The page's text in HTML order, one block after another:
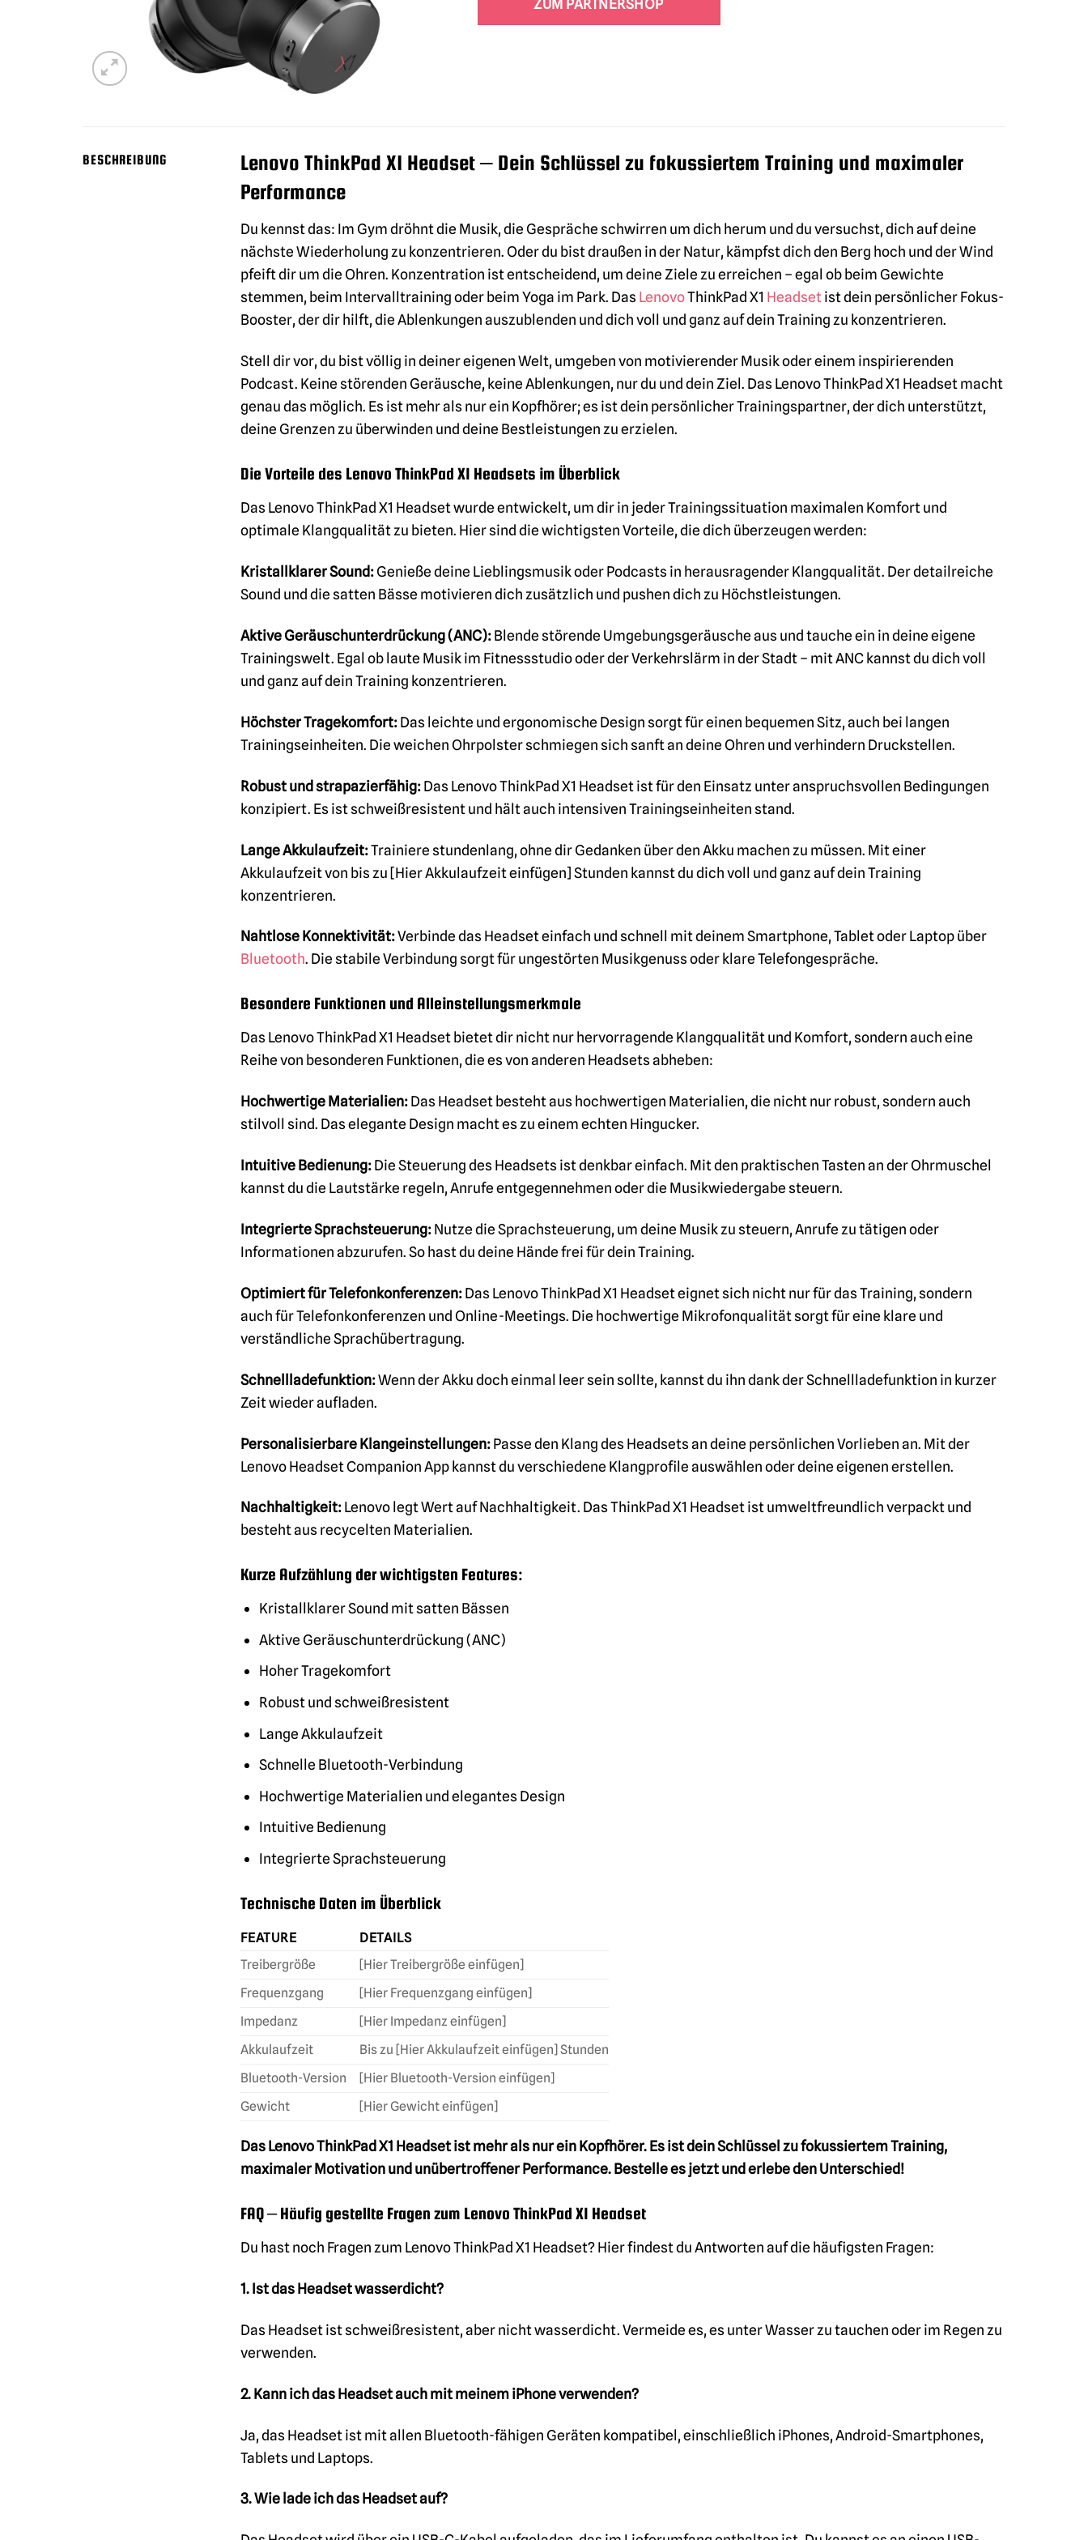
ZUM PARTNERSHOP
BESCHREIBUNG
Lenovo ThinkPad X1 Headset – Dein Schlüssel zu fokussiertem Training und maximaler
Performance
Du kennst das: Im Gym dröhnt die Musik, die Gespräche schwirren um dich herum und du versuchst, dich auf deine
nächste Wiederholung zu konzentrieren. Oder du bist draußen in der Natur, kämpfst dich den Berg hoch und der Wind
pfeift dir um die Ohren. Konzentration ist entscheidend, um deine Ziele zu erreichen – egal ob beim Gewichte
stemmen, beim Intervalltraining oder beim Yoga im Park. Das LenovoThinkPad X1 Headsetist dein persönlicher Fokus-
Booster, der dir hilft, die Ablenkungen auszublenden und dich voll und ganz auf dein Training zu konzentrieren.
Stell dir vor, du bist völlig in deiner eigenen Welt, umgeben von motivierender Musik oder einem inspirierenden
Podcast. Keine störenden Geräusche, keine Ablenkungen, nur du und dein Ziel. Das Lenovo ThinkPad X1 Headset macht
genau das möglich. Es ist mehr als nur ein Kopfhörer; es ist dein persönlicher Trainingspartner, der dich unterstützt,
deine Grenzen zu überwinden und deine Bestleistungen zu erzielen.
Die Vorteile des Lenovo ThinkPad X1 Headsets im Überblick
Das Lenovo ThinkPad X1 Headset wurde entwickelt, um dir in jeder Trainingssituation maximalen Komfort und
optimale Klangqualität zu bieten. Hier sind die wichtigsten Vorteile, die dich überzeugen werden:
Kristallklarer Sound:Genieße deine Lieblingsmusik oder Podcasts in herausragender Klangqualität. Der detailreiche
Sound und die satten Bässe motivieren dich zusätzlich und pushen dich zu Höchstleistungen.
Aktive Geräuschunterdrückung (ANC):Blende störende Umgebungsgeräusche aus und tauche ein in deine eigene
Trainingswelt. Egal ob laute Musik im Fitnessstudio oder der Verkehrslärm in der Stadt – mit ANC kannst du dich voll
und ganz auf dein Training konzentrieren.
Höchster Tragekomfort:Das leichte und ergonomische Design sorgt für einen bequemen Sitz, auch bei langen
Trainingseinheiten. Die weichen Ohrpolster schmiegen sich sanft an deine Ohren und verhindern Druckstellen.
Robust und strapazierfähig:Das Lenovo ThinkPad X1 Headset ist für den Einsatz unter anspruchsvollen Bedingungen
konzipiert. Es ist schweißresistent und hält auch intensiven Trainingseinheiten stand.
Lange Akkulaufzeit:Trainiere stundenlang, ohne dir Gedanken über den Akku machen zu müssen. Mit einer
Akkulaufzeit von bis zu [Hier Akkulaufzeit einfügen] Stunden kannst du dich voll und ganz auf dein Training
konzentrieren.
Nahtlose Konnektivität:Verbinde das Headset einfach und schnell mit deinem Smartphone, Tablet oder Laptop über
Bluetooth. Die stabile Verbindung sorgt für ungestörten Musikgenuss oder klare Telefongespräche.
Besondere Funktionen und Alleinstellungsmerkmale
Das Lenovo ThinkPad X1 Headset bietet dir nicht nur hervorragende Klangqualität und Komfort, sondern auch eine
Reihe von besonderen Funktionen, die es von anderen Headsets abheben:
Hochwertige Materialien:Das Headset besteht aus hochwertigen Materialien, die nicht nur robust, sondern auch
stilvoll sind. Das elegante Design macht es zu einem echten Hingucker.
Intuitive Bedienung:Die Steuerung des Headsets ist denkbar einfach. Mit den praktischen Tasten an der Ohrmuschel
kannst du die Lautstärke regeln, Anrufe entgegennehmen oder die Musikwiedergabe steuern.
Integrierte Sprachsteuerung:Nutze die Sprachsteuerung, um deine Musik zu steuern, Anrufe zu tätigen oder
Informationen abzurufen. So hast du deine Hände frei für dein Training.
Optimiert für Telefonkonferenzen:Das Lenovo ThinkPad X1 Headset eignet sich nicht nur für das Training, sondern
auch für Telefonkonferenzen und Online-Meetings. Die hochwertige Mikrofonqualität sorgt für eine klare und
verständliche Sprachübertragung.
Schnellladefunktion:Wenn der Akku doch einmal leer sein sollte, kannst du ihn dank der Schnellladefunktion in kurzer
Zeit wieder aufladen.
Personalisierbare Klangeinstellungen:Passe den Klang des Headsets an deine persönlichen Vorlieben an. Mit der
Lenovo Headset Companion App kannst du verschiedene Klangprofile auswählen oder deine eigenen erstellen.
Nachhaltigkeit:Lenovo legt Wert auf Nachhaltigkeit. Das ThinkPad X1 Headset ist umweltfreundlich verpackt und
besteht aus recycelten Materialien.
Kurze Aufzählung der wichtigsten Features:
Kristallklarer Sound mit satten Bässen
Aktive Geräuschunterdrückung (ANC)
Hoher Tragekomfort
Robust und schweißresistent
Lange Akkulaufzeit
Schnelle Bluetooth-Verbindung
Hochwertige Materialien und elegantes Design
Intuitive Bedienung
Integrierte Sprachsteuerung
Technische Daten im Überblick
FEATURE
DETAILS
Treibergröße
[Hier Treibergröße einfügen]
Frequenzgang
[Hier Frequenzgang einfügen]
Impedanz
[Hier Impedanz einfügen]
Akkulaufzeit
Bis zu [Hier Akkulaufzeit einfügen] Stunden
Bluetooth-Version
[Hier Bluetooth-Version einfügen]
Gewicht
[Hier Gewicht einfügen]
Das Lenovo ThinkPad X1 Headset ist mehr als nur ein Kopfhörer. Es ist dein Schlüssel zu fokussiertem Training,
maximaler Motivation und unübertroffener Performance. Bestelle es jetzt und erlebe den Unterschied!
FAQ – Häufig gestellte Fragen zum Lenovo ThinkPad X1 Headset
Du hast noch Fragen zum Lenovo ThinkPad X1 Headset? Hier findest du Antworten auf die häufigsten Fragen:
1. Ist das Headset wasserdicht?
Das Headset ist schweißresistent, aber nicht wasserdicht. Vermeide es, es unter Wasser zu tauchen oder im Regen zu
verwenden.
2. Kann ich das Headset auch mit meinem iPhone verwenden?
Ja, das Headset ist mit allen Bluetooth-fähigen Geräten kompatibel, einschließlich iPhones, Android-Smartphones,
Tablets und Laptops.
3. Wie lade ich das Headset auf?